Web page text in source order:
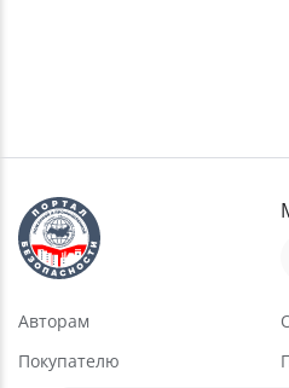
Авторам
Покупателю